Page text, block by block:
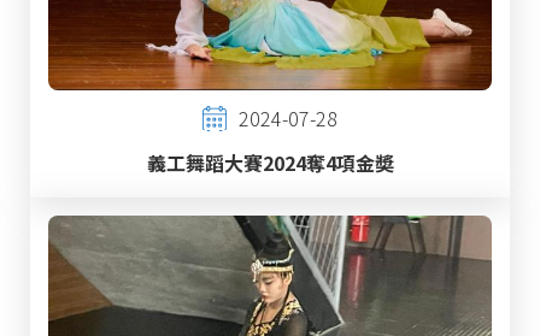
2024-07-28
義工舞蹈大賽2024奪4項金奬